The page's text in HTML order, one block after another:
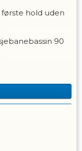
første hold uden
90
at deltage på
klar til at gå til
i vandet.